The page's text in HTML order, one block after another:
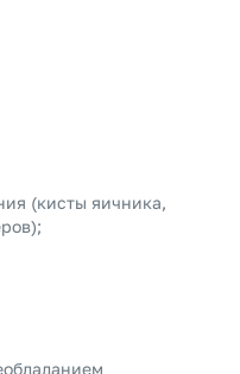
(кисты яичника,